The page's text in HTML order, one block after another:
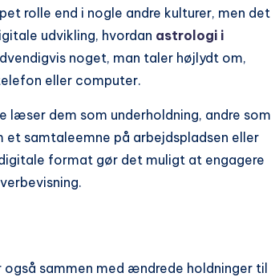
rolle end i nogle andre kulturer, men det
udvikling, hvordan astrologi i
noget, man taler højlydt om,
eller computer.
læser dem som underholdning, andre som
samtaleemne på arbejdspladsen eller
format gør det muligt at engagere
sammen med ændrede holdninger til